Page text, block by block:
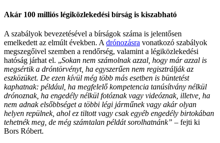
Akár 100 milliós légiközlekedési bírság is kiszabható
A szabályok bevezetésével a bírságok száma is jelentősen
emelkedett az elmúlt években. A drónozásra vonatkozó szabályok
megszegőivel szemben a rendőrség, valamint a légiközlekedési
hatóság járhat el. „Sokan nem számolnak azzal, hogy már azzal is
megsértik a dróntörvényt, ha egyszerűen nem regisztrálják az
eszközüket. De ezen kívül még több más esetben is büntetést
kaphatnak: például, ha megfelelő kompetencia tanúsítvány nélkül
drónoznak, ha engedély nélkül fotóznak vagy videóznak, illetve, ha
nem adnak elsőbbséget a többi légi járműnek vagy akár olyan
helyen repülnek, ahol ez tiltott vagy csak egyéb engedély birtokában
tehetnék meg, de még számtalan példát sorolhatnánk” – fejti ki
Bors Róbert.